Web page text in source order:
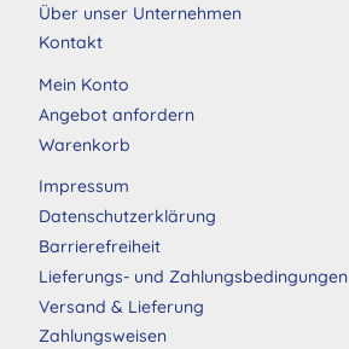
Über unser Unternehmen
Kontakt
Mein Konto
Angebot anfordern
Warenkorb
Impressum
Datenschutzerklärung
Barrierefreiheit
Lieferungs- und Zahlungsbedingungen
Versand & Lieferung
Zahlungsweisen